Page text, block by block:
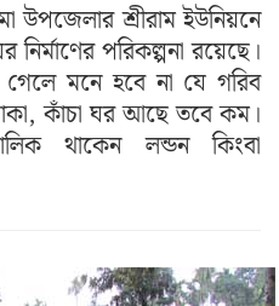
উপজেলার শ্রীরাম ইউনিয়নে
নির্মাণের পরিকল্পনা রয়েছে।
গেলে মনে হবে না যে গরিব
কাঁচা ঘর আছে তবে কম।
থাকেন লন্ডন কিংবা